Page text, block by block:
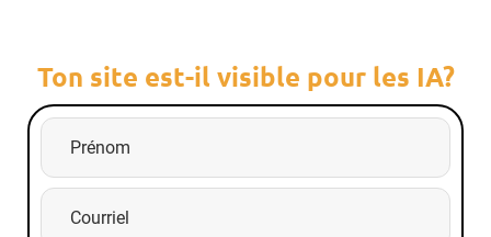
Ton site est-il visible pour les IA?